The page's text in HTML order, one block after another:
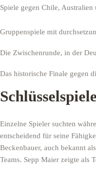
Spiele gegen Chile,
Gruppenspiele mit
Die Zwischenrunde, in der
Das historische Finale gegen
Einzelne Spieler suchten
entscheidend für seine
Beckenbauer, auch bekannt
Teams. Sepp Maier zeigte als